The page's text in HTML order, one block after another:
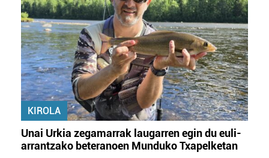
KIROLA
Unai Urkia zegamarrak laugarren egin du euli-
arrantzako beteranoen Munduko Txapelketan